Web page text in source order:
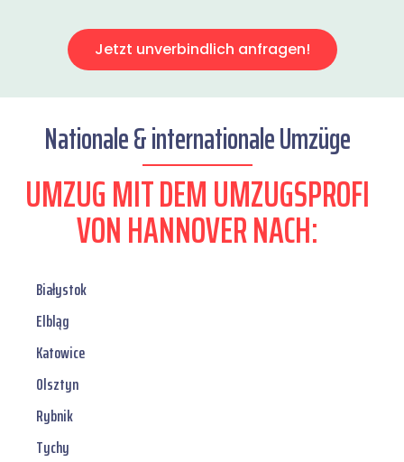
Jetzt unverbindlich anfragen!
Nationale & internationale Umzüge
UMZUG MIT DEM UMZUGSPROFI
VON HANNOVER NACH:
Białystok
Elbląg
Katowice
Olsztyn
Rybnik
Tychy